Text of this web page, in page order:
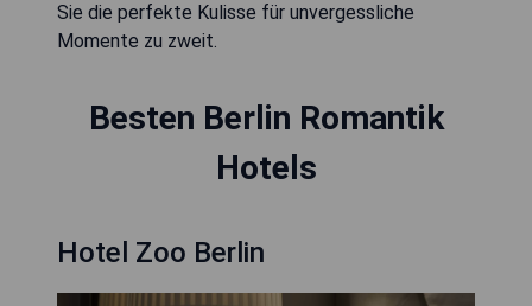
Sie die perfekte Kulisse für unvergessliche
Momente zu zweit.
Besten Berlin Romantik
Hotels
Hotel Zoo Berlin